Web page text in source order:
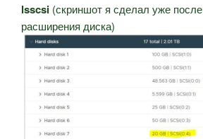
lsscsi (скриншот я сделал уже после
расширения диска)